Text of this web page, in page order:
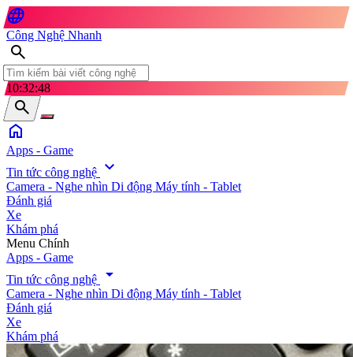
language
Công Nghệ Nhanh
search
10:32:50
search
home
Apps - Game
Tin tức công nghệ expand_more
Camera - Nghe nhìn Di động Máy tính - Tablet
Đánh giá
Xe
Khám phá
search
Menu Chính
Apps - Game
Tin tức công nghệ
arrow_drop_down
Camera - Nghe nhìn Di động Máy tính - Tablet
Đánh giá
Xe
Khám phá